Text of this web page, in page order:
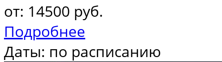
от: 14500 руб.
Подробнее
Даты: по расписанию